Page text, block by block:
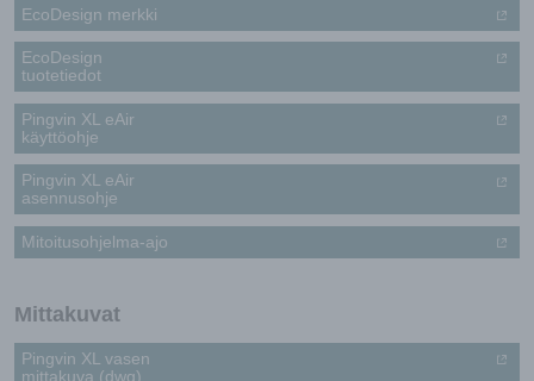
EcoDesign merkki
EcoDesign
tuotetiedot
Pingvin XL eAir
käyttöohje
Pingvin XL eAir
asennusohje
Mitoitusohjelma-ajo
Mittakuvat
Pingvin XL vasen
mittakuva (dwg)